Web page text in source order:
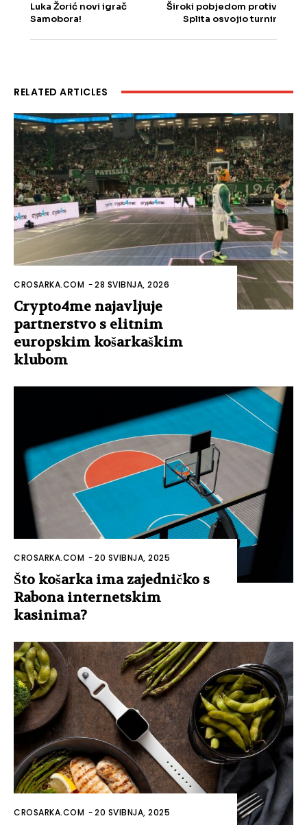
Luka Žorić novi igrač
Samobora!
Široki pobjedom protiv
Splita osvojio turnir
RELATED ARTICLES
CROSARKA.COM -28 SVIBNJA, 2026
Crypto4me najavljuje
partnerstvo s elitnim
europskim košarkaškim
klubom
CROSARKA.COM -20 SVIBNJA, 2025
Što košarka ima zajedničko s
Rabona internetskim
kasinima?
CROSARKA.COM -20 SVIBNJA, 2025